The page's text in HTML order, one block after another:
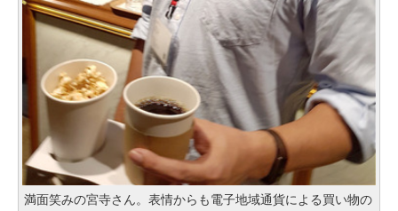
満面笑みの宮寺さん。表情からも電子地域通貨による買い物の